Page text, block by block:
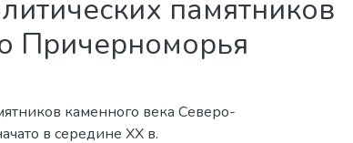
памятников
Причерноморья
каменного века Северо-
в середине XX в.